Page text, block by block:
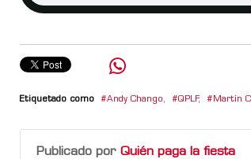
Etiquetado como Andy Chango, QPLF, Martín
Publicado por Quién paga la fiesta